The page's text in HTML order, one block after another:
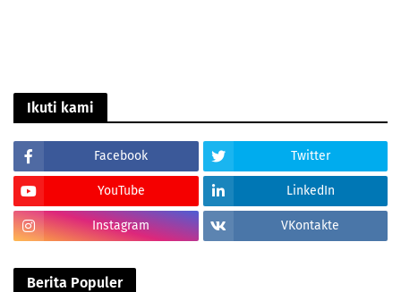
Ikuti kami
Facebook Twitter
YouTube LinkedIn
Instagram VKontakte
Berita Populer